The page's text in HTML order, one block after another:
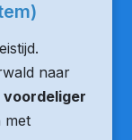
naar
voordeliger
met